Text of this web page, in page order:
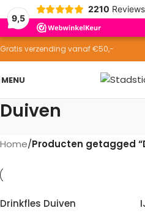
9,5
2210 Reviews
Skip to navigation
Skip to main content
Gratis verzending vanaf €50,-
MENU
Duiven
Home/Producten getagged
Drinkfles Duiven